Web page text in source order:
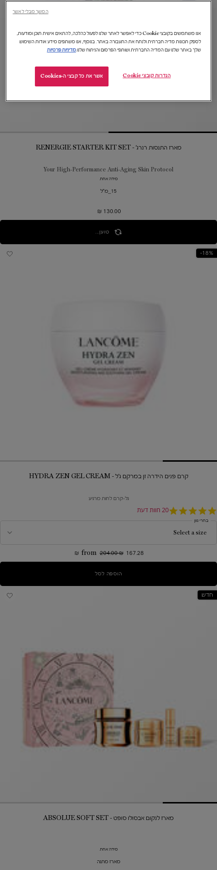
מארז התנסות רנרג' - RENERGIE STARTER KIT SET​
Your High-Performance Anti-Aging Skin Protocol
מידה אחת
15_מ"ל
130.00 ₪
טוען...
18%-
קרם פנים הידרה זן במרקם ג'ל - HYDRA ZEN GEL CREAM
גל-קרם לחות מרגיע
5.0
star
20 חוות דעת
בחרי גוון
from 204.00 ₪ 167.28 ₪
הוספה לסלקרם פנים הידרה זן במרקם ג'ל - HYDRA ZEN GEL CREAM
חדש
מארז לנקום אבסולו סופט - ABSOLUE SOFT SET
מידה אחת
מארז מתנה
אנו משתמשים בקובצי Cookie כדי לאפשר לאתר שלנו לפעול כהלכה, להתאים אישית תוכן ומודעות,
לספק תכונות מדיה חברתית ולנתח את התעבורה באתר. בנוסף, אנו משתפים מידע אודות השימוש
שלך באתר שלנו עם המדיה החברתית ושותפי הפרסום והניתוח שלנו.מדיניות פרטיות
הגדרות קובצי Cookie אשר את כל קבצי ה-Cookies
המשך מבלי לאשר